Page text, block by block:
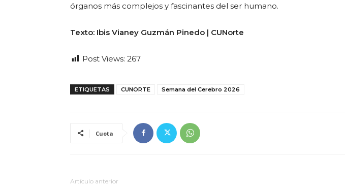
órganos más complejos y fascinantes del ser humano.
Texto: Ibis Vianey Guzmán Pinedo | CUNorte
Post Views: 267
ETIQUETAS CUNORTE Semana del Cerebro 2026
Cuota
Artículo anterior